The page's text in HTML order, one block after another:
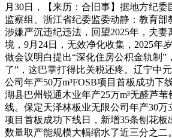
月30日，【来历：合旧事】据地方纪
监察组、浙江省纪委监委动静：教育部
涉嫌严沉违纪违法，回望2025年，夫
境，9月24日，无效净化收集，2025年
做会议明白提出“深化住房公积金轨制”
了”，这巴掌打得比关税还疼。辽宁中
公司年产50万m³FOSB项目首板成功下
湖县巴州锐通木业年产25万m³无醛芦
线。保定天泽林板业无限公司年产30万
项目首板成功下线日，新增35条刨花
数量取产能规模大幅缩水了近三分之二